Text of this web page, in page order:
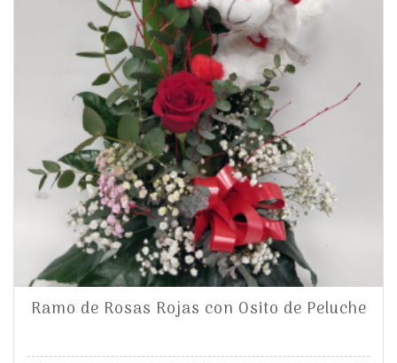
Ramo de Rosas Rojas con Osito de Peluche